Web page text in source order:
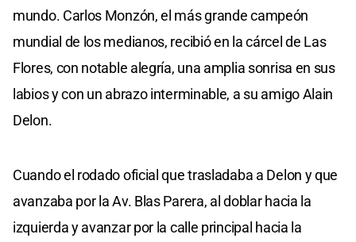
mundo. Carlos Monzón, el más grande campeón
mundial de los medianos, recibió en la cárcel de Las
Flores, con notable alegría, una amplia sonrisa en sus
labios y con un abrazo interminable, a su amigo Alain
Delon.
Cuando el rodado oficial que trasladaba a Delon y que
avanzaba por la Av. Blas Parera, al doblar hacia la
izquierda y avanzar por la calle principal hacia la